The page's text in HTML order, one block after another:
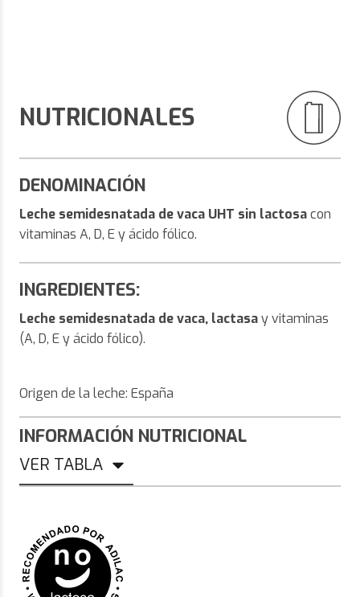
NUTRICIONALES
DENOMINACIÓN
Leche semidesnatada de vaca UHT sin lactosacon
vitaminas A, D, E y ácido fólico.
INGREDIENTES:
Leche semidesnatada de vaca, lactasay vitaminas
(A, D, E y ácido fólico).
Origen de la leche: España
INFORMACIÓN NUTRICIONAL
VER TABLA